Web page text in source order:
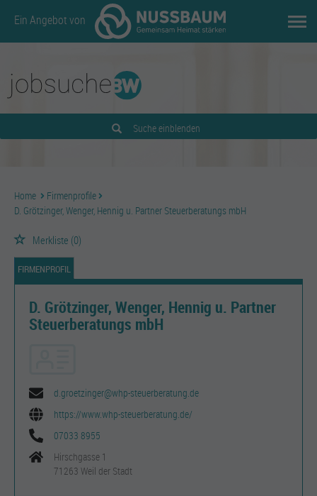
Ein Angebot von
Suche einblenden
Home
Firmenprofile
D. Grötzinger, Wenger, Hennig u. Partner Steuerberatungs mbH
Merkliste (0)
FIRMENPROFIL
D. Grötzinger, Wenger, Hennig u. Partner
Steuerberatungs mbH
d.groetzinger@whp-steuerberatung.de
https://www.whp-steuerberatung.de/
07033 8955
Hirschgasse 1
71263 Weil der Stadt